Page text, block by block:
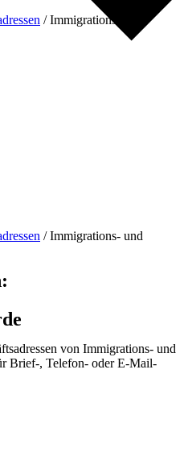
/Immigrations- und
/Immigrations- und
von Immigrations- und
Brief-, Telefon- oder E-Mail-